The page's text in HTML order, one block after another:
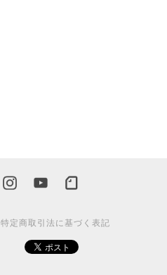
特定商取引法に基づく表記